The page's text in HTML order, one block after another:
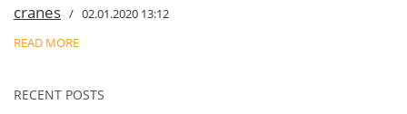
cranes / 02.01.2020 13:12
READ MORE
RECENT POSTS